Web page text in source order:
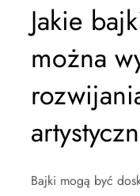
Jakie
można
Bajki mogą być